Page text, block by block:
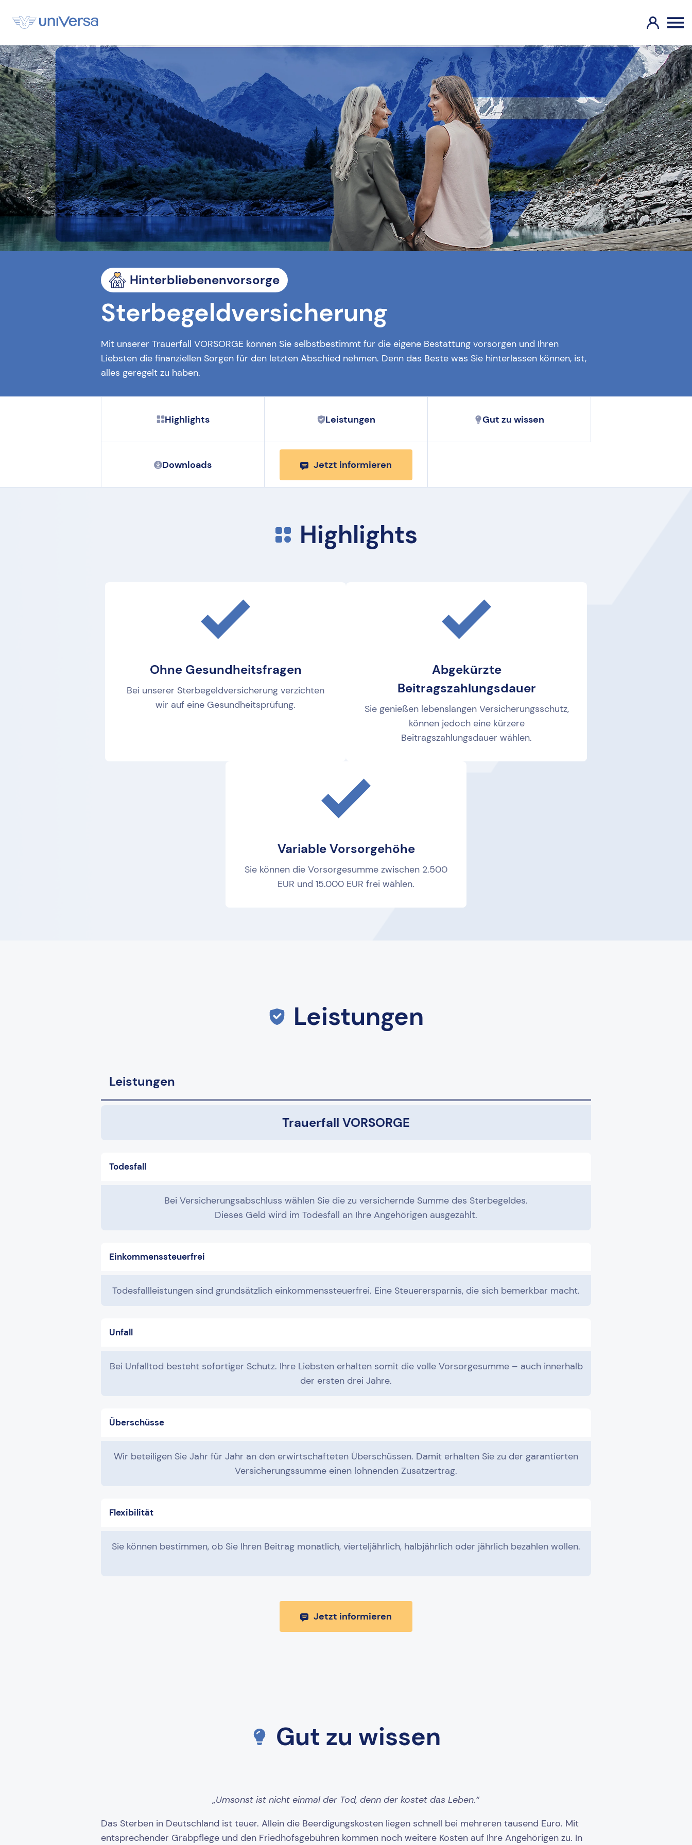
Hinterbliebenenvorsorge
Sterbegeldversicherung
Mit unserer Trauerfall VORSORGE können Sie selbstbestimmt für die eigene Bestattung vorsorgen und Ihren
Liebsten die finanziellen Sorgen für den letzten Abschied nehmen. Denn das Beste was Sie hinterlassen können, ist,
alles geregelt zu haben.
Highlights Leistungen Gut zu wissen
Downloads Jetzt informieren
Highlights
Ohne Gesundheitsfragen
Bei unserer Sterbegeldversicherung verzichten
wir auf eine Gesundheitsprüfung.
Abgekürzte
Beitragszahlungsdauer
Sie genießen lebenslangen Versicherungsschutz,
können jedoch eine kürzere
Beitragszahlungsdauer wählen.
Variable Vorsorgehöhe
Sie können die Vorsorgesumme zwischen 2.500
EUR und 15.000 EUR frei wählen.
Leistungen
Leistungen
Trauerfall VORSORGE
Todesfall
Bei Versicherungsabschluss wählen Sie die zu versichernde Summe des Sterbegeldes.
Dieses Geld wird im Todesfall an Ihre Angehörigen ausgezahlt.
Einkommenssteuerfrei
Todesfallleistungen sind grundsätzlich einkommenssteuerfrei. Eine Steuerersparnis, die sich bemerkbar macht.
Unfall
Bei Unfalltod besteht sofortiger Schutz. Ihre Liebsten erhalten somit die volle Vorsorgesumme – auch innerhalb
der ersten drei Jahre.
Überschüsse
Wir beteiligen Sie Jahr für Jahr an den erwirtschafteten Überschüssen. Damit erhalten Sie zu der garantierten
Versicherungssumme einen lohnenden Zusatzertrag.
Flexibilität
Sie können bestimmen, ob Sie Ihren Beitrag monatlich, vierteljährlich, halbjährlich oder jährlich bezahlen wollen.
Jetzt informieren
Gut zu wissen
„Umsonst ist nicht einmal der Tod, denn der kostet das Leben.“
Das Sterben in Deutschland ist teuer. Allein die Beerdigungskosten liegen schnell bei mehreren tausend Euro. Mit
entsprechender Grabpflege und den Friedhofsgebühren kommen noch weitere Kosten auf Ihre Angehörigen zu. In